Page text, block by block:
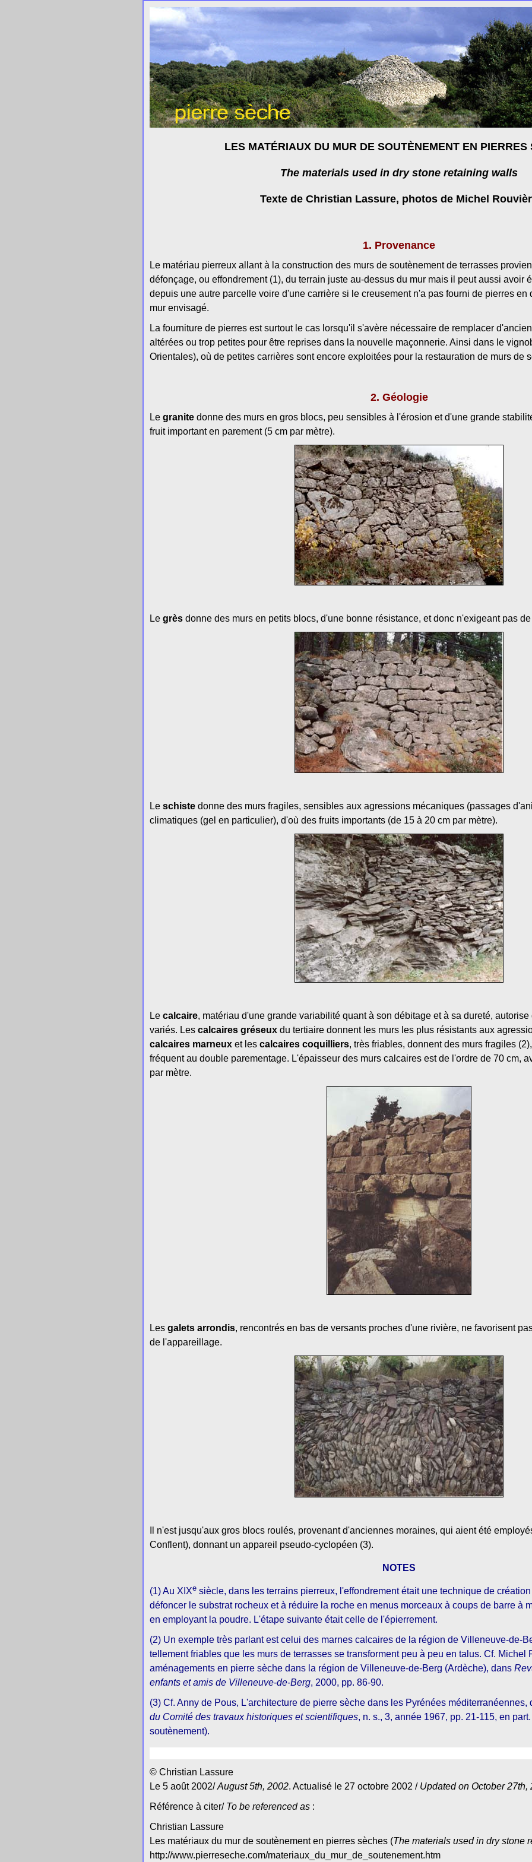
LES MATÉRIAUX DU MUR DE SOUTÈNEMENT EN PIERRES
The materials used in dry stone retaining walls
Texte de Christian Lassure, photos de Michel
1. Provenance
Le matériau pierreux allant à la construction des murs de soutènement de terrasses
défonçage, ou effondrement (1), du terrain juste au-dessus du mur mais il peut aussi avoir
depuis une autre parcelle voire d'une carrière si le creusement n'a pas fourni de pierres en
mur envisagé.
La fourniture de pierres est surtout le cas lorsqu'il s'avère nécessaire de remplacer
altérées ou trop petites pour être reprises dans la nouvelle maçonnerie. Ainsi dans le
Orientales), où de petites carrières sont encore exploitées pour la restauration de murs de
2. Géologie
Le granite donne des murs en gros blocs, peu sensibles à l'érosion et d'une grande
fruit important en parement (5 cm par mètre).
Le grès donne des murs en petits blocs, d'une bonne résistance, et donc n'exigeant pas
Le schiste donne des murs fragiles, sensibles aux agressions mécaniques (passages
climatiques (gel en particulier), d'où des fruits importants (de 15 à 20 cm par mètre).
Le calcaire, matériau d'une grande variabilité quant à son débitage et à sa dureté,
variés. Les calcaires gréseux du tertiaire donnent les murs les plus résistants aux
calcaires marneux et les calcaires coquilliers, très friables, donnent des murs fragiles
fréquent au double parementage. L'épaisseur des murs calcaires est de l'ordre de 70 cm,
par mètre.
Les galets arrondis, rencontrés en bas de versants proches d'une rivière, ne favorisent
de l'appareillage.
Il n'est jusqu'aux gros blocs roulés, provenant d'anciennes moraines, qui aient été
Conflent), donnant un appareil pseudo-cyclopéen (3).
NOTES
(1) Au XIXe siècle, dans les terrains pierreux, l'effondrement était une technique de
défoncer le substrat rocheux et à réduire la roche en menus morceaux à coups de barre à
en employant la poudre. L'étape suivante était celle de l'épierrement.
(2) Un exemple très parlant est celui des marnes calcaires de la région de Villeneuve-de-
tellement friables que les murs de terrasses se transforment peu à peu en talus. Cf. Michel
aménagements en pierre sèche dans la région de Villeneuve-de-Berg (Ardèche), dans
enfants et amis de Villeneuve-de-Berg, 2000, pp. 86-90.
(3) Cf. Anny de Pous, L'architecture de pierre sèche dans les Pyrénées méditerranéennes,
du Comité des travaux historiques et scientifiques, n. s., 3, année 1967, pp. 21-115, en
soutènement).
© Christian Lassure
Le 5 août 2002/August 5th, 2002. Actualisé le 27 octobre 2002 / Updated on October 27th,
Référence à citer/ To be referenced as :
Christian Lassure
Les matériaux du mur de soutènement en pierres sèches (The materials used in dry stone
http://www.pierreseche.com/materiaux_du_mur_de_soutenement.htm